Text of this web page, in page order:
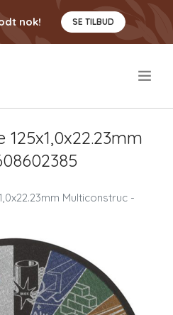
nok! SE TILBUD
Multiconstruc -